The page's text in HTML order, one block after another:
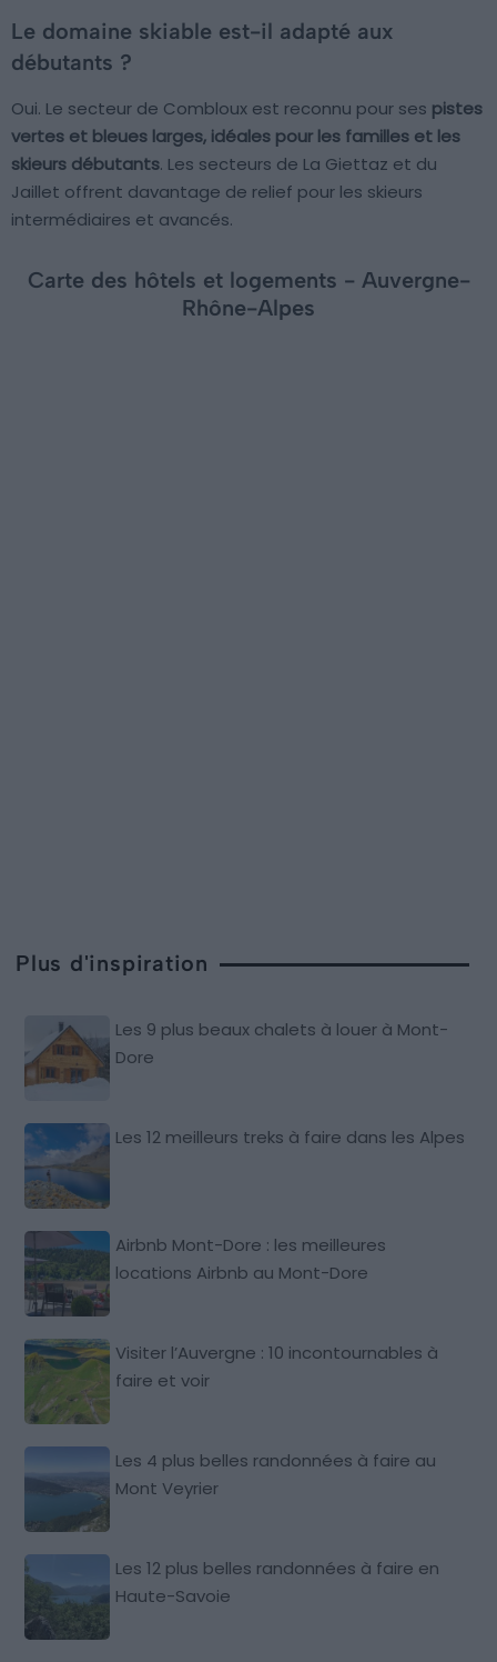
Le domaine skiable est-il adapté aux
débutants ?
Oui. Le secteur de Combloux est reconnu pour ses pistes
vertes et bleues larges, idéales pour les familles et les
skieurs débutants. Les secteurs de La Giettaz et du
Jaillet offrent davantage de relief pour les skieurs
intermédiaires et avancés.
Carte des hôtels et logements - Auvergne-
Rhône-Alpes
Plus d'inspiration
Les 9 plus beaux chalets à louer à Mont-
Dore
Les 12 meilleurs treks à faire dans les Alpes
Airbnb Mont-Dore : les meilleures
locations Airbnb au Mont-Dore
Visiter l’Auvergne : 10 incontournables à
faire et voir
Les 4 plus belles randonnées à faire au
Mont Veyrier
Les 12 plus belles randonnées à faire en
Haute-Savoie